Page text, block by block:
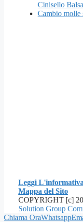
Cinisello
Cambio molle
Leggi
Mappa del Sito
COPYRIGHT [c]
Solution Group
Chiama OraWhatsapp